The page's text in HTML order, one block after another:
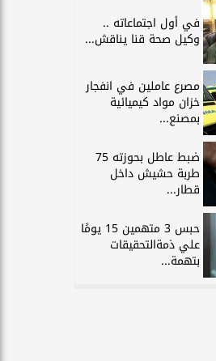
في أول اجتماعاته ..
وكيل صحة قنا يناقش...
مصرع عاملين في انفجار
خزان مواد كيميائية
بمصنع...
ضبط عاطل بحوزته 75
طربة حشيش داخل
قطار...
حبس 3 متهمين 15 يومًا
علي ذمةالتحقيقات
بتهمة...